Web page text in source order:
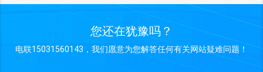
您还在犹豫吗？
电联15031560143，我们愿意为您解答任何有关网站疑难问题！